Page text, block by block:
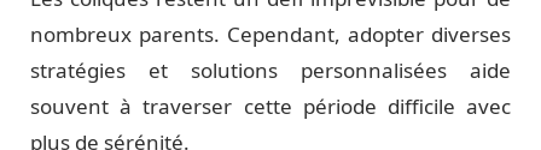
nombreux parents. Cependant, adopter diverses
stratégies et solutions personnalisées aide
souvent à traverser cette période difficile avec
plus de sérénité.